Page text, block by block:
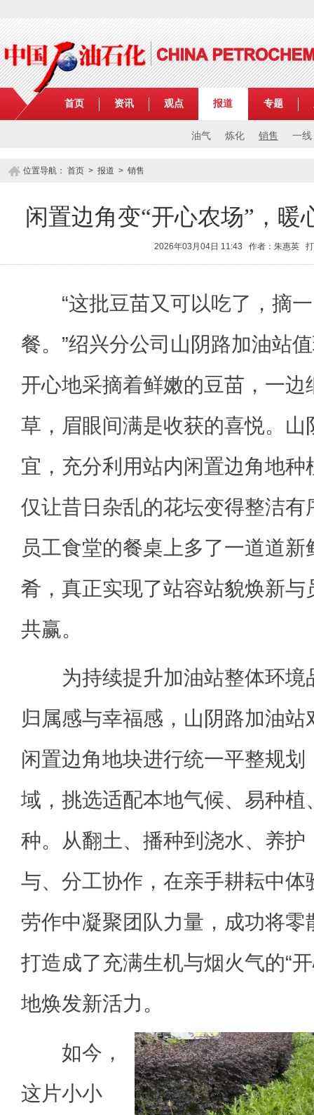
首页 资讯 观点 报道
油气 炼化 销售 一线
专题
位置导航： 首页 > 报道 > 销售
闲置边角变“开心农场”，暖
2026年03月04日 11:43 作者：朱惠英
“这批豆苗又可以吃了，摘一
餐。”绍兴分公司山阴路加油站
开心地采摘着鲜嫩的豆苗，一
草，眉眼间满是收获的喜悦。山
宜，充分利用站内闲置边角地
仅让昔日杂乱的花坛变得整洁有
员工食堂的餐桌上多了一道道
肴，真正实现了站容站貌焕新与
共赢。
为持续提升加油站整体环境
归属感与幸福感，山阴路加油
闲置边角地块进行统一平整规划
域，挑选适配本地气候、易种植
种。从翻土、播种到浇水、养护
与、分工协作，在亲手耕耘中体
劳作中凝聚团队力量，成功将零
打造成了充满生机与烟火气的“
地焕发新活力。
如今，
这片小小